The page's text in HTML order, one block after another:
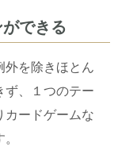
できる
外を除きほとん
ず、１つのテー
カードゲームな